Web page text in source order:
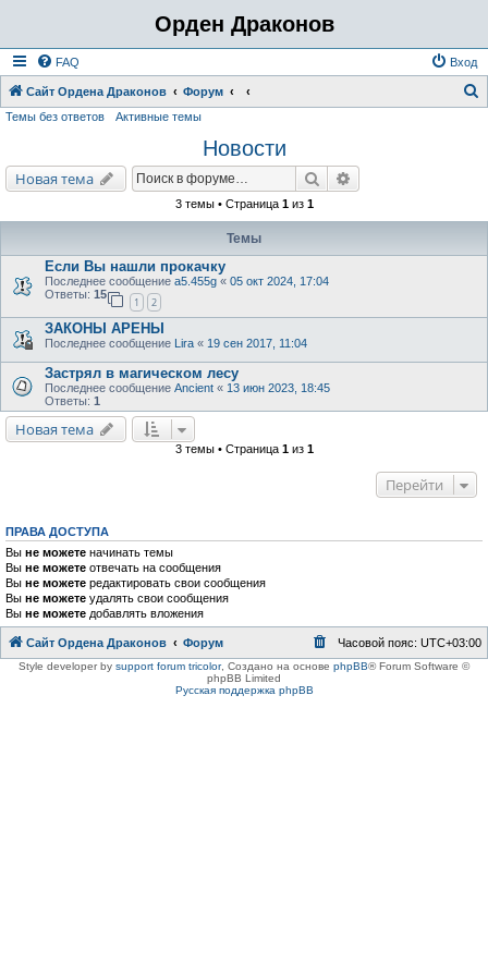
Орден Драконов
FAQ Вход
Сайт Ордена Драконов Форум
Темы без ответов Активные темы
Новости
Новая тема Поиск
3 темы • Страница 1из 1
Темы
Если Вы нашли прокачку
Последнее сообщение a5.455g « 05 окт 2024, 17:04
Ответы: 15
1 2
ЗАКОНЫ АРЕНЫ
Последнее сообщение Lira « 19 сен 2017, 11:04
Застрял в магическом лесу
Последнее сообщение Ancient « 13 июн 2023, 18:45
Ответы: 1
Новая тема
3 темы • Страница 1из 1
Перейти
ПРАВА ДОСТУПА
Вы не можете начинать темы
Вы не можете отвечать на сообщения
Вы не можете редактировать свои сообщения
Вы не можете удалять свои сообщения
Вы не можете добавлять вложения
Сайт Ордена Драконов Форум Часовой пояс: UTC+03:00
Style developer by support forum tricolor, Создано на основе phpBB® Forum Software ©
phpBB Limited
Русская поддержка phpBB